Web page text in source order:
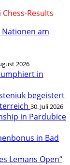
Results
am
2026
in
begeistert
30. Juli 2026
in Pardubice
in Bad
Lemans Open“